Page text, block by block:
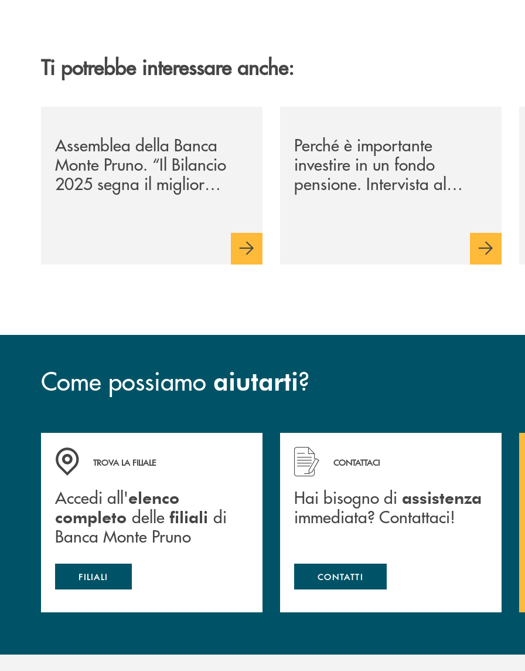
Ti potrebbe interessare anche:
Assemblea della Banca
Monte Pruno. “Il Bilancio
2025 segna il miglior
risultato della nostra storia”
Perché è importante
investire in un fondo
pensione. Intervista al
Direttore della Banca
Come possiamo aiutarti?
Accedi all' elenco completo&nbsp; delle&nbsp; filiali&nbsp; di Banca Monte Pruno
TROVA LA FILIALE
Accedi all'elenco
completo delle filiali di
Banca Monte Pruno
FILIALI
Hai bisogno di assistenza immediata? Contattaci!
CONTATTACI
Hai bisogno di assistenza
immediata? Contattaci!
CONTATTI